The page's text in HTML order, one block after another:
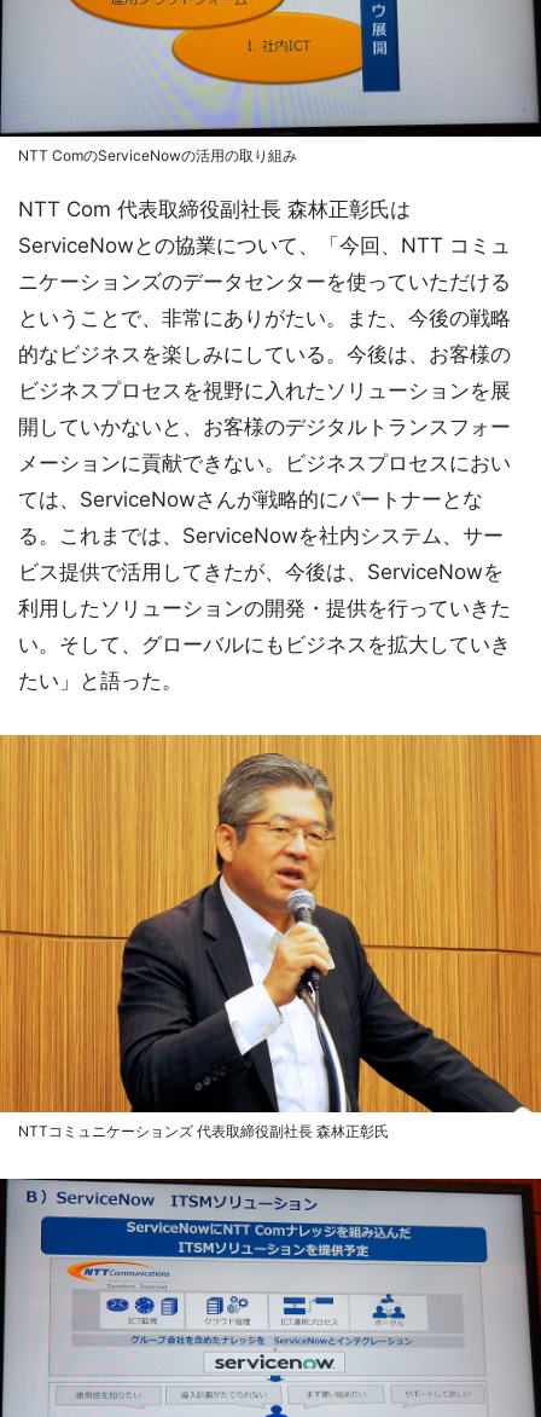
NTT ComのServiceNowの活用の取り組み
NTT Com 代表取締役副社長 森林正彰氏は
ServiceNowとの協業について、「今回、NTT コミュ
ニケーションズのデータセンターを使っていただける
ということで、非常にありがたい。また、今後の戦略
的なビジネスを楽しみにしている。今後は、お客様の
ビジネスプロセスを視野に入れたソリューションを展
開していかないと、お客様のデジタルトランスフォー
メーションに貢献できない。ビジネスプロセスにおい
ては、ServiceNowさんが戦略的にパートナーとな
る。これまでは、ServiceNowを社内システム、サー
ビス提供で活用してきたが、今後は、ServiceNowを
利用したソリューションの開発・提供を行っていきた
い。そして、グローバルにもビジネスを拡大していき
たい」と語った。
NTTコミュニケーションズ 代表取締役副社長 森林正彰氏